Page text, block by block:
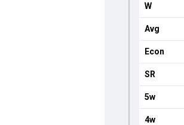
W
Avg
Econ
SR
5w
4w